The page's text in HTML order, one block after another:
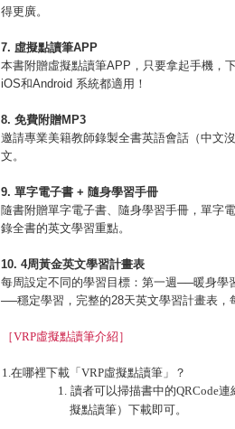
得更廣。
7. 虛擬點讀筆APP
本書附贈虛擬點讀筆APP，只要拿起手機，
iOS和Android 系統都適用！
8. 免費附贈MP3
邀請專業美籍教師錄製全書英語會話（中文
文。
9. 單字電子書 + 隨身學習手冊
隨書附贈單字電子書、隨身學習手冊，單字
錄全書的英文學習重點。
10. 4周黃金英文學習計畫表
每周設定不同的學習目標：第一週──暖身
──穩定學習，完整的28天英文學習計畫表，
［VRP虛擬點讀筆介紹］
1.在哪裡下載「VRP虛擬點讀筆」？
讀者可以掃描書中的QRCode
擬點讀筆）下載即可。